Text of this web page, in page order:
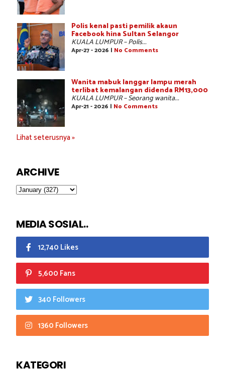
Polis kenal pasti pemilik akaun
Facebook hina Sultan Selangor
KUALA LUMPUR – Polis...
Apr-27 - 2026 | No Comments
Wanita mabuk langgar lampu merah
terlibat kemalangan didenda RM13,000
KUALA LUMPUR – Seorang wanita...
Apr-21 - 2026 | No Comments
Lihat seterusnya »
ARCHIVE
MEDIA SOSIAL..
12,740 Likes
5,600 Fans
340 Followers
1360 Followers
KATEGORI